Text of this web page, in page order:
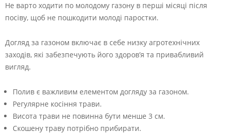
Не варто ходити по молодому газону в перші місяці після
посіву, щоб не пошкодити молоді паростки.
Догляд за газоном включає в себе низку агротехнічних
заходів, які забезпечують його здоров’я та привабливий
вигляд.
Полив є важливим елементом догляду за газоном.
Регулярне косіння трави.
Висота трави не повинна бути менше 3 см.
Скошену траву потрібно прибирати.